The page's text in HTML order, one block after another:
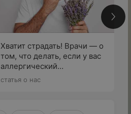
Хватит страдать! Врачи — о
том, что делать, если у вас
аллергический
риноконъюнктивит
статья о нас